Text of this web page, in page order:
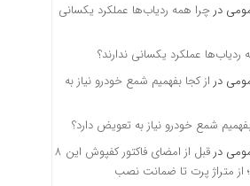
در چرا همه ردیاب‌ها عملکرد یکسانی
ردیاب‌ها عملکرد یکسانی ندارند؟
در از کجا بفهمیم شمع خودرو نیاز به
شمع خودرو نیاز به تعویض دارد؟
در
قبل از امضای فاکتور کفپوش این ۸
از متراژ پرت تا ضمانت نصب